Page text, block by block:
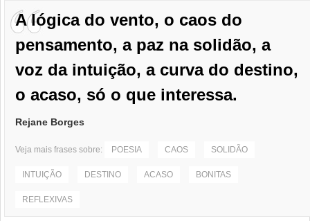
A lógica do vento, o caos do
pensamento, a paz na solidão, a
voz da intuição, a curva do destino,
o acaso, só o que interessa.
Rejane Borges
Veja mais frases sobre: POESIA CAOS SOLIDÃO
INTUIÇÃO DESTINO ACASO BONITAS
REFLEXIVAS